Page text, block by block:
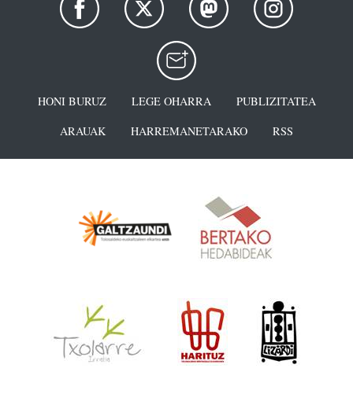
HONI BURUZ LEGE OHARRA
PUBLIZITATEA
ARAUAK
HARREMANETARAKO RSS